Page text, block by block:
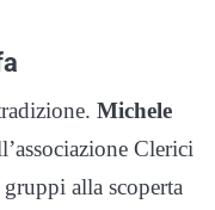
Michele
Clerici
alla scoperta